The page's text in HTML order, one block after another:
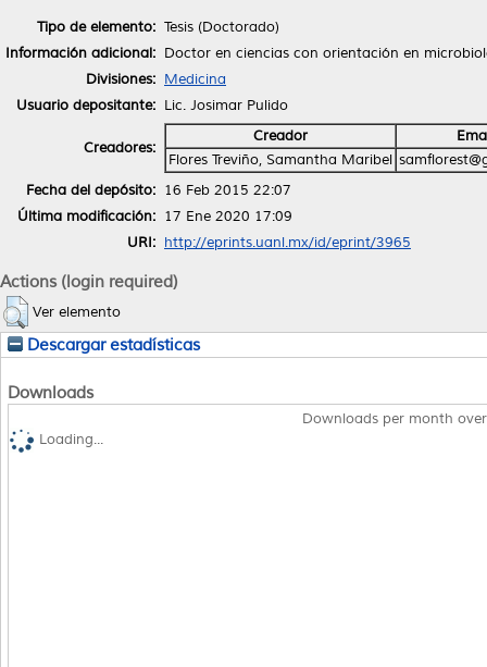
Tipo de elemento: Tesis (Doctorado)
Información adicional: Doctor en ciencias con orientación en
Divisiones: Medicina
Usuario depositante: Lic. Josimar Pulido
Creadores:
Creador
Flores Treviño, Samantha Maribel
Fecha del depósito: 16 Feb 2015 22:07
Última modificación: 17 Ene 2020 17:09
URI: http://eprints.uanl.mx/id/eprint/3965
Actions (login required)
Ver elemento
Descargar estadísticas
Downloads
Downloads per month
Loading...